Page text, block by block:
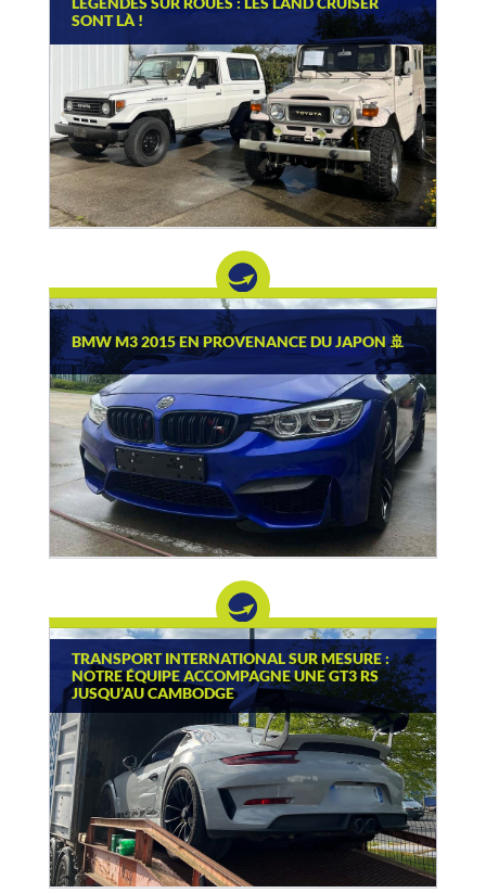
SONT LÀ !
BMW M3 2015 EN PROVENANCE DU JAPON 🚢
TRANSPORT INTERNATIONAL SUR MESURE :
NOTRE ÉQUIPE ACCOMPAGNE UNE GT3 RS
JUSQU’AU CAMBODGE